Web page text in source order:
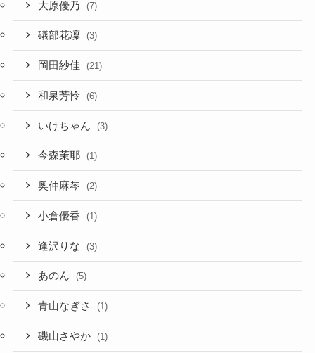
大原優乃 (7)
礒部花凜 (3)
岡田紗佳 (21)
和泉芳怜 (6)
いけちゃん (3)
今森茉耶 (1)
奥仲麻琴 (2)
小倉優香 (1)
逢沢りな (3)
あのん (5)
青山なぎさ (1)
磯山さやか (1)